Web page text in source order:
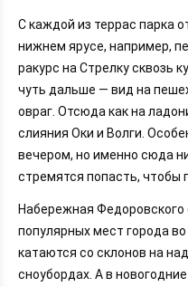
С каждой из террас парка
нижнем ярусе, например,
ракурс на Стрелку сквозь
чуть дальше — вид на
овраг. Отсюда как на
слияния Оки и Волги.
вечером, но именно сюда
стремятся попасть, чтобы
Набережная
популярных мест города
катаются со склонов на
сноубордах. А в